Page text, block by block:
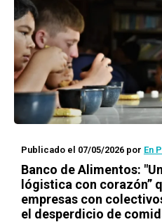
Publicado el 07/05/2026 por En
Banco de Alimentos:
lógistica con corazón”
empresas con
el desperdicio de